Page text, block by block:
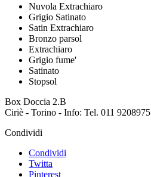
Nuvola Extrachiaro
Grigio Satinato
Satin Extrachiaro
Bronzo parsol
Extrachiaro
Grigio fume'
Satinato
Stopsol
Box Doccia 2.B
Ciriè - Torino - Info: Tel. 011 9208975
Condividi
Condividi
Twitta
Pinterest